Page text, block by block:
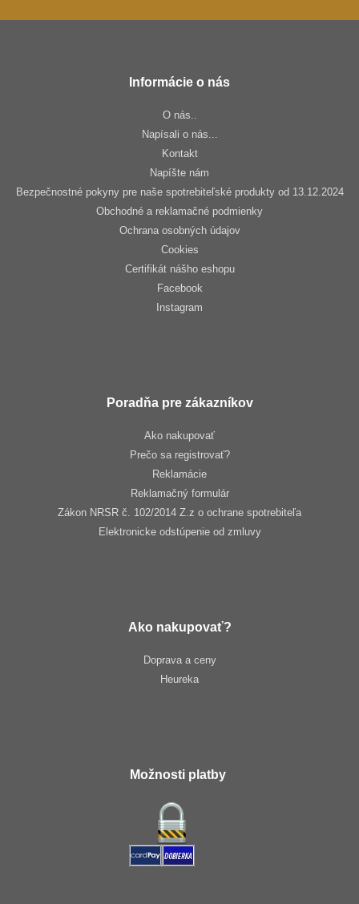
Informácie o nás
O nás..
Napísali o nás...
Kontakt
Napíšte nám
Bezpečnostné pokyny pre naše spotrebiteľské produkty od 13.12.2024
Obchodné a reklamačné podmienky
Ochrana osobných údajov
Cookies
Certifikát nášho eshopu
Facebook
Instagram
Poradňa pre zákazníkov
Ako nakupovať
Prečo sa registrovať?
Reklamácie
Reklamačný formulár
Zákon NRSR č. 102/2014 Z.z o ochrane spotrebiteľa
Elektronicke odstúpenie od zmluvy
Ako nakupovať?
Doprava a ceny
Heureka
Možnosti platby